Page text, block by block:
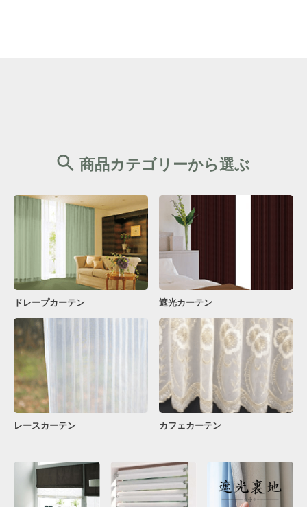
商品カテゴリーから選ぶ
ドレープカーテン 遮光カーテン
レースカーテン カフェカーテン